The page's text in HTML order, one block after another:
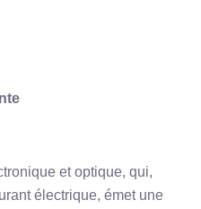
et optique, qui,
électrique, émet une